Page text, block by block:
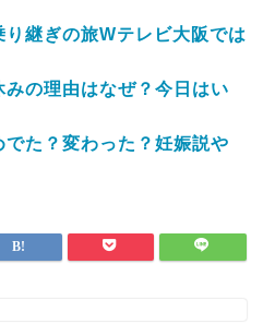
り継ぎの旅Wテレビ大阪では
の理由はなぜ？今日はい
た？変わった？妊娠説や